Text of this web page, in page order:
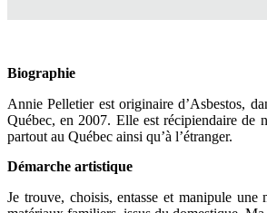
Biographie
Annie Pelletier est originaire d’Asbestos,
Québec, en 2007. Elle est récipiendaire de
partout au Québec ainsi qu’à l’étranger.
Démarche artistique
Je trouve, choisis, entasse et manipule